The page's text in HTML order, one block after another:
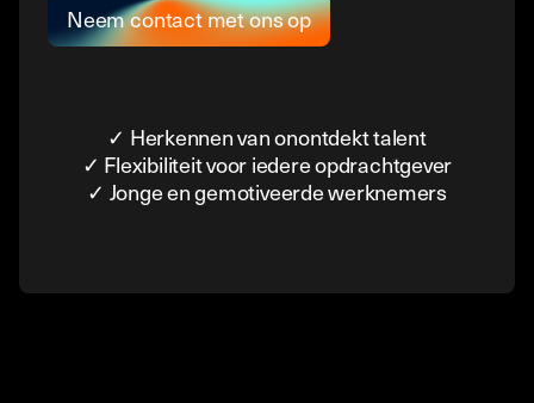
Neem contact met ons op
✓ Herkennen van onontdekt talent
✓ Flexibiliteit voor iedere opdrachtgever
✓ Jonge en gemotiveerde werknemers